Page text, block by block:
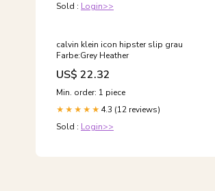
Sold : Login>>
calvin klein icon hipster slip grau
Farbe:Grey Heather
US$ 22.32
Min. order: 1 piece
★★★★★ 4.3 (12 reviews)
Sold : Login>>